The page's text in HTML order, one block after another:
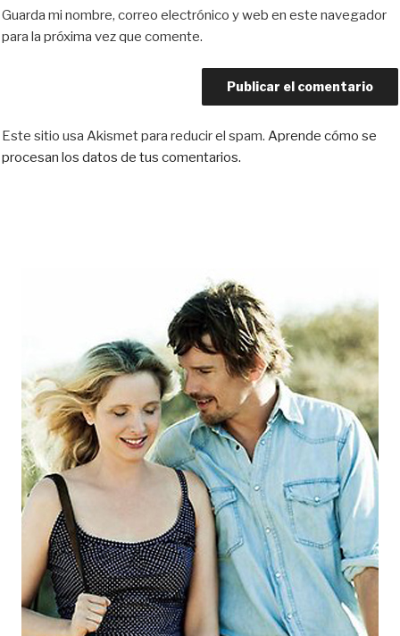
Guarda mi nombre, correo electrónico y web en este navegador
para la próxima vez que comente.
Este sitio usa Akismet para reducir el spam. Aprende cómo se
procesan los datos de tus comentarios.